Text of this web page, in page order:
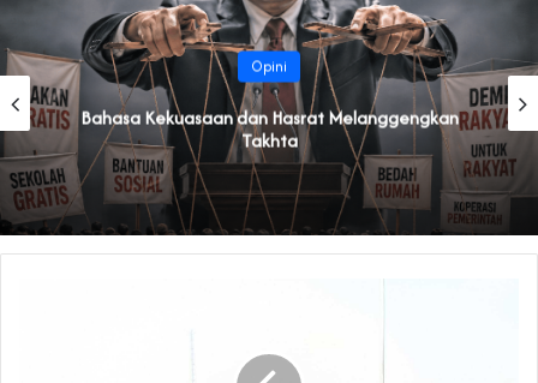
Opini
Bahasa Kekuasaan dan Hasrat Melanggengkan
Takhta